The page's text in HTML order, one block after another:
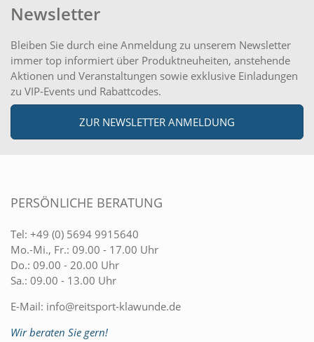
Newsletter
Bleiben Sie durch eine Anmeldung zu unserem Newsletter
immer top informiert über Produktneuheiten, anstehende
Aktionen und Veranstaltungen sowie exklusive Einladungen
zu VIP-Events und Rabattcodes.
ZUR NEWSLETTER ANMELDUNG
PERSÖNLICHE BERATUNG
Tel: +49 (0) 5694 9915640
Mo.-Mi., Fr.: 09.00 - 17.00 Uhr
Do.: 09.00 - 20.00 Uhr
Sa.: 09.00 - 13.00 Uhr
E-Mail: info@reitsport-klawunde.de
Wir beraten Sie gern!